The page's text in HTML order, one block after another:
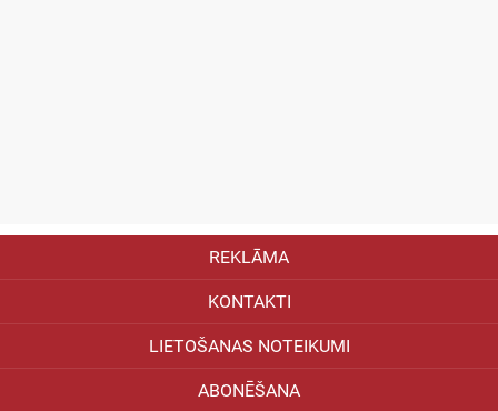
REKLĀMA
KONTAKTI
LIETOŠANAS NOTEIKUMI
ABONĒŠANA